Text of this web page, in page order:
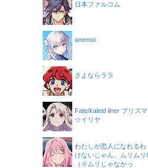
日本ファルコム
anemoi
さよならララ
Fate/kaleid liner プリズマ
☆イリヤ
わたしが恋人になれるわ
けないじゃん、ムリムリ!
（※ムリじゃなかっ